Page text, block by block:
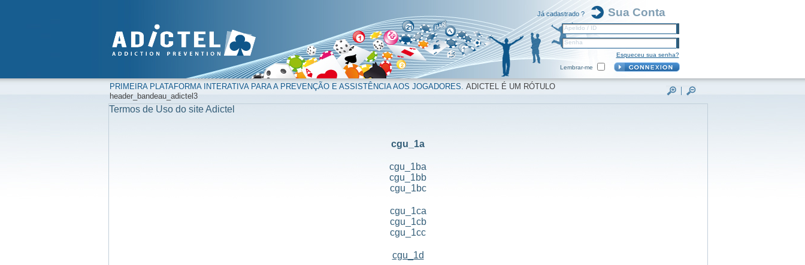
Já cadastrado ? Sua Conta
Apelido / ID
Senha
Esqueceu sua senha?
Lembrar-me
PRIMEIRA PLATAFORMA INTERATIVA PARA A PREVENÇÃO E ASSISTÊNCIA AOS JOGADORES. ADICTEL É UM RÓTULO
header_bandeau_adictel3
Termos de Uso do site Adictel
cgu_1a
cgu_1ba
cgu_1bb
cgu_1bc
cgu_1ca
cgu_1cb
cgu_1cc
cgu_1d